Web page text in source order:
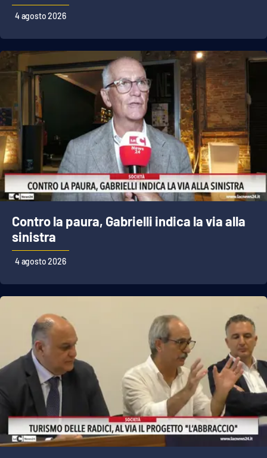
4 agosto 2026
Contro la paura, Gabrielli indica la via alla
sinistra
4 agosto 2026